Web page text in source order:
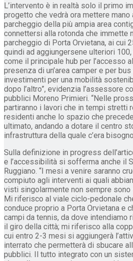
L’intervento è in realtà solo il primo
progetto che vedrà ora mettere
parcheggio della più ampia area
connettersi alla rotonda che immette
parcheggio di Porta Orvietana, ai cui
quindi ad aggiungersene ulteriori
come il principale hub per l’accesso
presenza di un’area camper e per bus
investimenti per una mobilità
dopo l’altro”, evidenzia l’assessore
pubblici Moreno Primieri. “Nelle
partiranno i lavori che in tempi stretti
residenti anche lo spazio che
ultimato, andando a dotare il centro
infrastruttura della quale c’era
Sulla definizione in progress
e l’accessibilità si sofferma anche il
Ruggiano. “I mesi a venire saranno
compiuto agli interventi ai quali
visti singolarmente non sempre sono
Mi riferisco al viale ciclo-pedonale
conduce proprio a Porta Orvietana e
campi da tennis, da dove intendiamo
il giro della città; mi riferisco alla
cui entro 2-3 mesi si aggiungerà
interrato che permetterà di sbucare
pubblici. Il tutto integrato con un